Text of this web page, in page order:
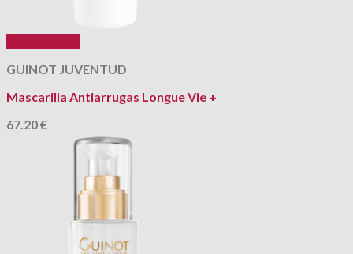
GUINOT JUVENTUD
Mascarilla Antiarrugas Longue Vie +
67.20€